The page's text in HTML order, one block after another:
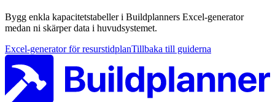
Bygg enkla kapacitetstabeller i Buildplanners Excel-generator
medan ni skärper data i huvudsystemet.
Excel-generator för resurstidplanTillbaka till guiderna